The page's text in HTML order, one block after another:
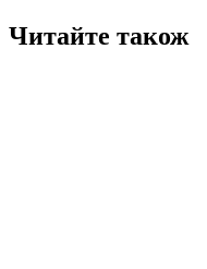
Читайте також